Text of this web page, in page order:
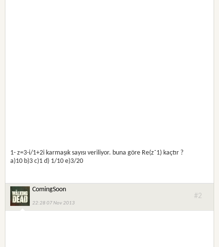
1- z=3-i/1+2i karmaşık sayısı veriliyor. buna göre Re(z⁻1) kaçtır ?
a)10 b)3 c)1 d) 1/10 e)3/20
ComingSoon
22:28 07 Nov 2013
#2